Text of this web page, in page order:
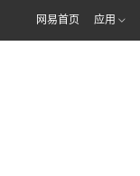
网易首页 应用